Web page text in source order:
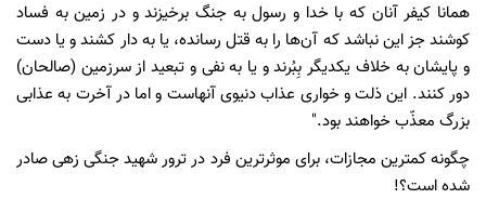
همانا کیفر آنان که با خدا و رسول به جنگ برخیزند و در زمین به فساد
کوشند جز این نباشد که آن‌ها را به قتل رسانده، یا به دار کشند و یا دست
و پایشان به خلاف یکدیگر بِبُرند و یا به نفی و تبعید از سرزمین (صالحان)
دور کنند. این ذلت و خواری عذاب دنیوی آنهاست و اما در آخرت به عذابی
بزرگ معذّب خواهند بود."
چگونه کمترین مجازات، برای موثرترین فرد در ترور شهید جنگی زهی صادر
شده است؟!